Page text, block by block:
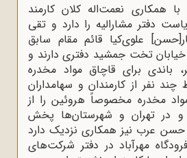
همکاری نعمت‌اله کلان کارمند
دفتر مشارالیه را دارد و تقی
علوی‌کیا قائم مقام سابق
تخت جمشید دفتری دارند و
باندی برای قاچاق مواد مخدره
نفر از کارمندان و سهامداران
مخدره مخصوصاً هروئین را از
و در تهران و شهرستان‌ها پخش
حسن عرب نیز همکاری نزدیک دارد
مهرآباد در دفتر شرکت‌های